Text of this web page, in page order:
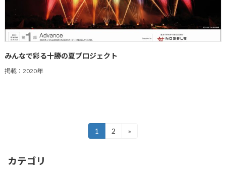
みんなで彩る十勝の夏プロジェクト
掲載：2020年
の
固
定
1
固
2 »
カテゴリ